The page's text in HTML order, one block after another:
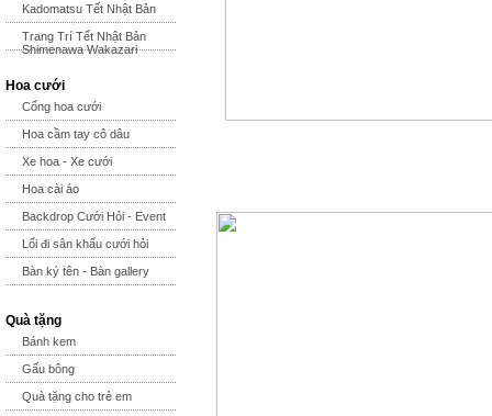
Kadomatsu Tết Nhật Bản
Trang Trí Tết Nhật Bản
Shimenawa Wakazari
Hoa cưới
Cổng hoa cưới
Hoa cầm tay cô dâu
Xe hoa - Xe cưới
Hoa cài áo
Backdrop Cưới Hỏi - Event
Lối đi sân khấu cưới hỏi
Bàn ký tên - Bàn gallery
Quà tặng
Bánh kem
Gấu bông
Quà tặng cho trẻ em